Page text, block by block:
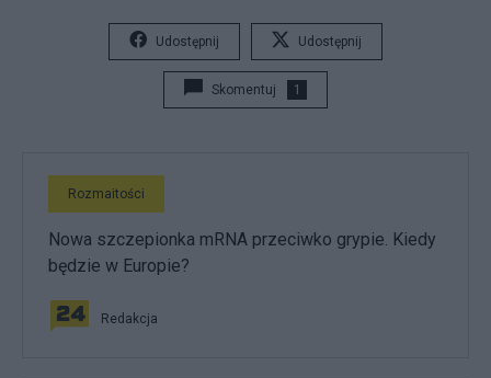
Udostępnij Udostępnij
Skomentuj 1
Rozmaitości
Nowa szczepionka mRNA przeciwko grypie. Kiedy
będzie w Europie?
Redakcja